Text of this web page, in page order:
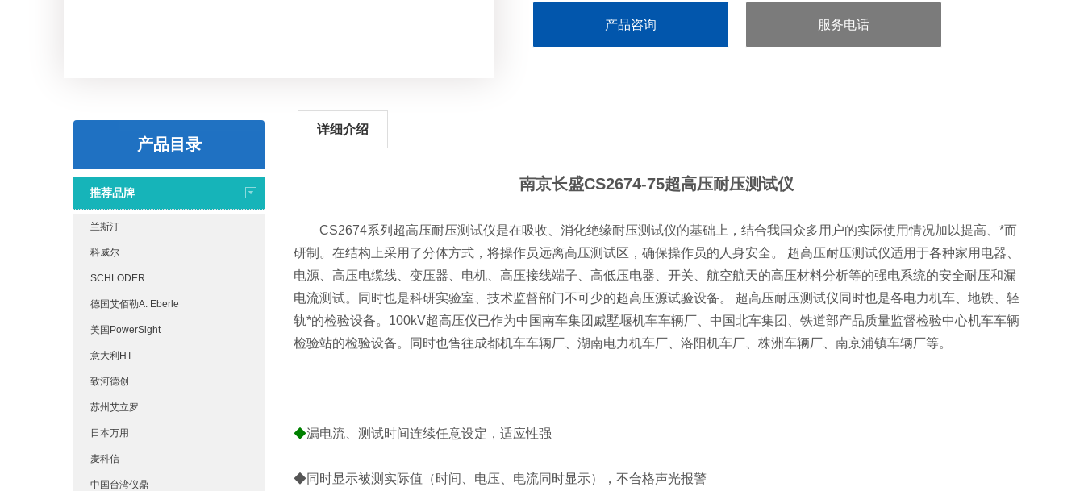
产品咨询 服务电话
产品目录
推荐品牌
兰斯汀
科威尔
SCHLODER
德国艾佰勒A. Eberle
美国PowerSight
意大利HT
致河德创
苏州艾立罗
日本万用
麦科信
中国台湾仪鼎
详细介绍
南京长盛CS2674-75超高压耐压测试仪
CS2674系列超高压耐压测试仪是在吸收、消化绝缘耐压测试仪的基础上，结合我国众多用户的实际使用情况加以提高、*而
研制。在结构上采用了分体方式，将操作员远离高压测试区，确保操作员的人身安全。 超高压耐压测试仪适用于各种家用电器、
电源、高压电缆线、变压器、电机、高压接线端子、高低压电器、开关、航空航天的高压材料分析等的强电系统的安全耐压和漏
电流测试。同时也是科研实验室、技术监督部门不可少的超高压源试验设备。 超高压耐压测试仪同时也是各电力机车、地铁、轻
轨*的检验设备。100kV超高压仪已作为中国南车集团戚墅堰机车车辆厂、中国北车集团、铁道部产品质量监督检验中心机车车辆
检验站的检验设备。同时也售往成都机车车辆厂、湖南电力机车厂、洛阳机车厂、株洲车辆厂、南京浦镇车辆厂等。
◆漏电流、测试时间连续任意设定，适应性强
◆同时显示被测实际值（时间、电压、电流同时显示），不合格声光报警